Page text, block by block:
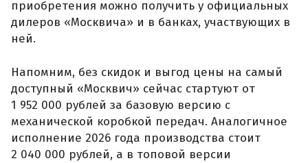
приобретения можно получить у официальных
дилеров «Москвича» и в банках, участвующих в
ней.
Напомним, без скидок и выгод цены на самый
доступный «Москвич» сейчас стартуют от
1 952 000 рублей за базовую версию с
механической коробкой передач. Аналогичное
исполнение 2026 года производства стоит
2 040 000 рублей, а в топовой версии